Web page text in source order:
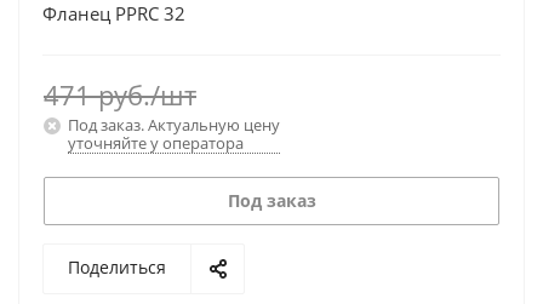
Фланец PPRC 32
471руб./шт
Под заказ. Актуальную цену
уточняйте у оператора
Под заказ
Поделиться